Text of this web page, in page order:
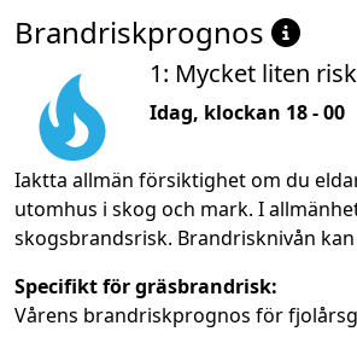
Brandriskprognos
1: Mycket liten risk
Idag, klockan 18 - 00
Iaktta allmän försiktighet om du
utomhus i skog och mark. I
skogsbrandsrisk. Brandrisknivån
Specifikt för gräsbrandrisk:
Vårens brandriskprognos för